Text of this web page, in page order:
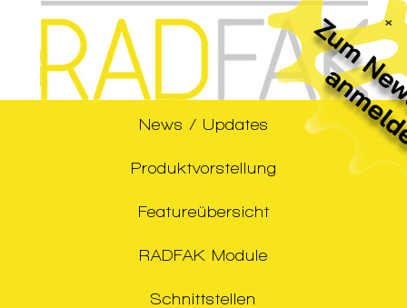
×
News / Updates
Produktvorstellung
Featureübersicht
RADFAK Module
Schnittstellen